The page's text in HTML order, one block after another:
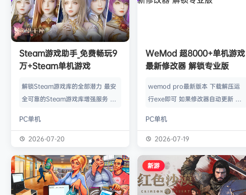
旋律 签到获取 20
旋律 签到获取 22
欢迎m*******n 加入本站
欢迎 1******4 加入本站 16小时前
l***g 签到获取 点积分 20小时前
欢迎w******g 8月4日
欢迎Z******U 8月4日
Steam游戏助手_免费畅玩9
万+Steam单机游戏
解锁Steam游戏库的全部潜力 最安
全可靠的Steam游戏库增强服务 工
修改任何steam设置、安全可靠、
可入库游戏总数 94000+、无视已
机。 无需为每一款游戏单独付费，
只需支付一次工具费用或订阅费，即
可永久访问工具库内的成千上万款游
PC单机
2026-07-20
WeMod 超8000+单机游戏
最新修改器 解锁专业版
wemod pro最新版本 下载解压运
行exe即可 如果修改器自动更新 把
r 这个文件替换到新版的即可。 We
Mod 目前支持超过千款热门游戏，
修改器原作者都入驻了，所以修改器
内容更新应该也是最全、最及时的。
千款游戏听起来不多，但其实已经涵
PC单机
2026-07-19
新游